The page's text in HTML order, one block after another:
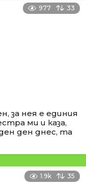
977 33
за нея е единия
ми и каза,
ден днес, та
1.9k 35